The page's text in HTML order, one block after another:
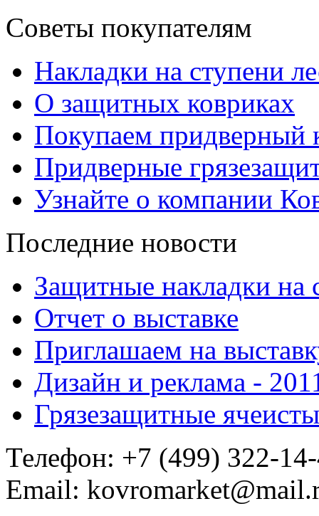
Советы покупателям
Накладки на ступени
О защитных ковриках
Покупаем придверный
Придверные
Узнайте о компании
Последние новости
Защитные накладки на
Отчет о выставке
Приглашаем на
Дизайн и реклама -
Грязезащитные
Телефон: +7 (499) 322-
Email: